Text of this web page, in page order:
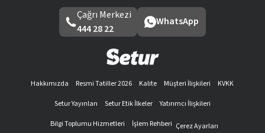
Çağrı Merkezi
444 28 22
WhatsApp
Hakkımızda Resmi Tatiller 2026 Kalite Müşteri İlişkileri
KVKK
Setur Yayınları
Setur Etik İlkeler
Yatırımcı İlişkileri
Bilgi Toplumu Hizmetleri
İşlem Rehberi Çerez Ayarları